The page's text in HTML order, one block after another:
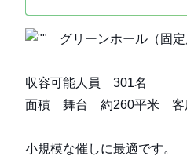
グリーンホール（固定
収容可能人員 301名
面積 舞台 約260平米 客
小規模な催しに最適です。